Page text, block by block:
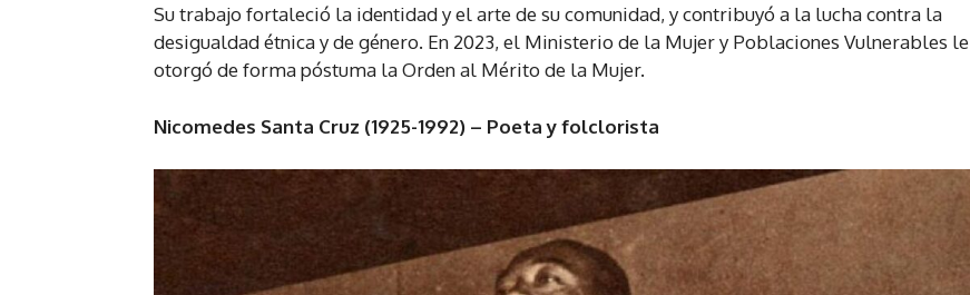
Su trabajo fortaleció la identidad y el arte de su comunidad, y contribuyó a la lucha contra la
desigualdad étnica y de género. En 2023, el Ministerio de la Mujer y Poblaciones Vulnerables le
otorgó de forma póstuma la Orden al Mérito de la Mujer.
Nicomedes Santa Cruz (1925-1992) – Poeta y folclorista